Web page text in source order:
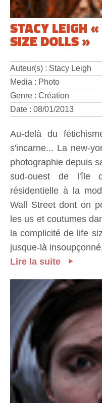
STACY LEIGH
SIZE DOLLS »
Auteur(s) : Stacy Leigh
Media : Photo
Genre : Création
Date : 08/01/2013
Au-delà du
s'incarne... La new-
photographie depuis
sud-ouest de l'île
résidentielle à la
Wall Street dont on
les us et coutumes
la complicité de life
jusque-là
Lire la suite